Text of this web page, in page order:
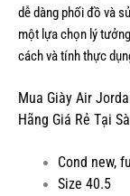
dễ dàng phối đồ và
một lựa chọn lý
cách và tính thực
Mua Giày Air
Hãng Giá Rẻ Tại
Cond new,
Size 40.5